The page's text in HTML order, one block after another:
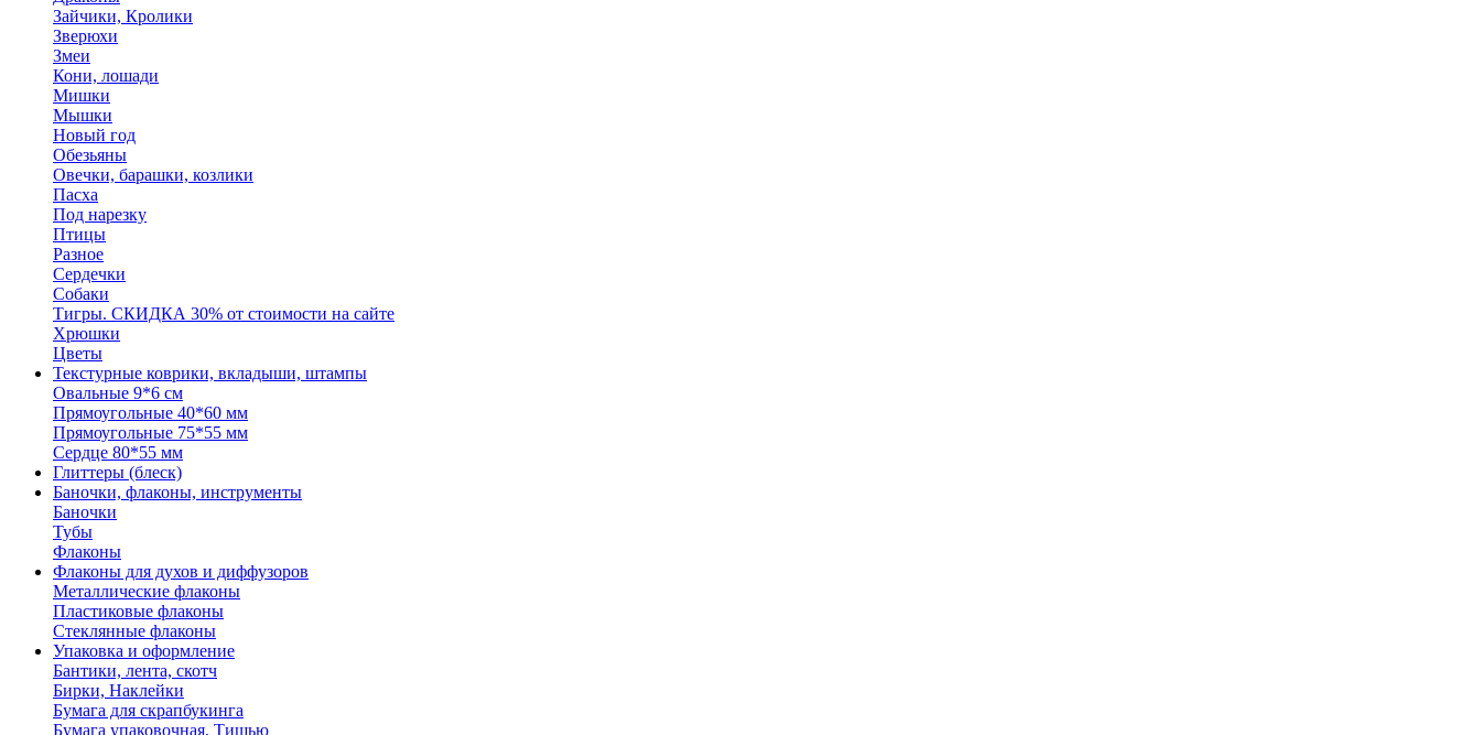
Зайчики, Кролики
Зверюхи
Змеи
Кони, лошади
Мишки
Мышки
Новый год
Обезьяны
Овечки, барашки, козлики
Пасха
Под нарезку
Птицы
Разное
Сердечки
Собаки
Тигры. СКИДКА 30% от стоимости на сайте
Хрюшки
Цветы
Текстурные коврики, вкладыши, штампы
Овальные 9*6 см
Прямоугольные 40*60 мм
Прямоугольные 75*55 мм
Сердце 80*55 мм
Глиттеры (блеск)
Баночки, флаконы, инструменты
Баночки
Тубы
Флаконы
Флаконы для духов и диффузоров
Металлические флаконы
Пластиковые флаконы
Стеклянные флаконы
Упаковка и оформление
Бантики, лента, скотч
Бирки, Наклейки
Бумага для скрапбукинга
Бумага упаковочная, Тишью